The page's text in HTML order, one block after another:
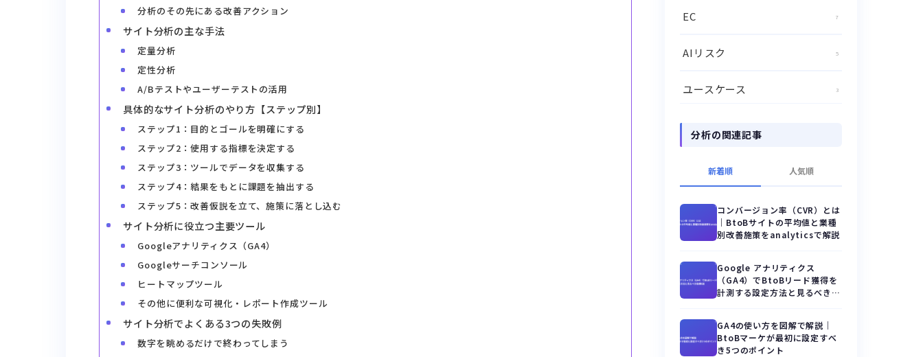
分析のその先にある改善アクション
サイト分析の主な手法
定量分析
定性分析
A/Bテストやユーザーテストの活用
具体的なサイト分析のやり方【ステップ別】
ステップ1：目的とゴールを明確にする
ステップ2：使用する指標を決定する
ステップ3：ツールでデータを収集する
ステップ4：結果をもとに課題を抽出する
ステップ5：改善仮説を立て、施策に落とし込む
サイト分析に役立つ主要ツール
Googleアナリティクス（GA4）
Googleサーチコンソール
ヒートマップツール
その他に便利な可視化・レポート作成ツール
サイト分析でよくある3つの失敗例
数字を眺めるだけで終わってしまう
EC 7
AIリスク 5
ユースケース 3
分析の関連記事
新着順 人気順
コンバージョン率（CVR）とは
｜BtoBサイトの平均値と業種
別改善施策をanalyticsで解説
Google アナリティクス
（GA4）でBtoBリード獲得を
計測する設定方法と見るべき指
GA4の使い方を図解で解説｜
BtoBマーケが最初に設定すべ
き5つのポイント